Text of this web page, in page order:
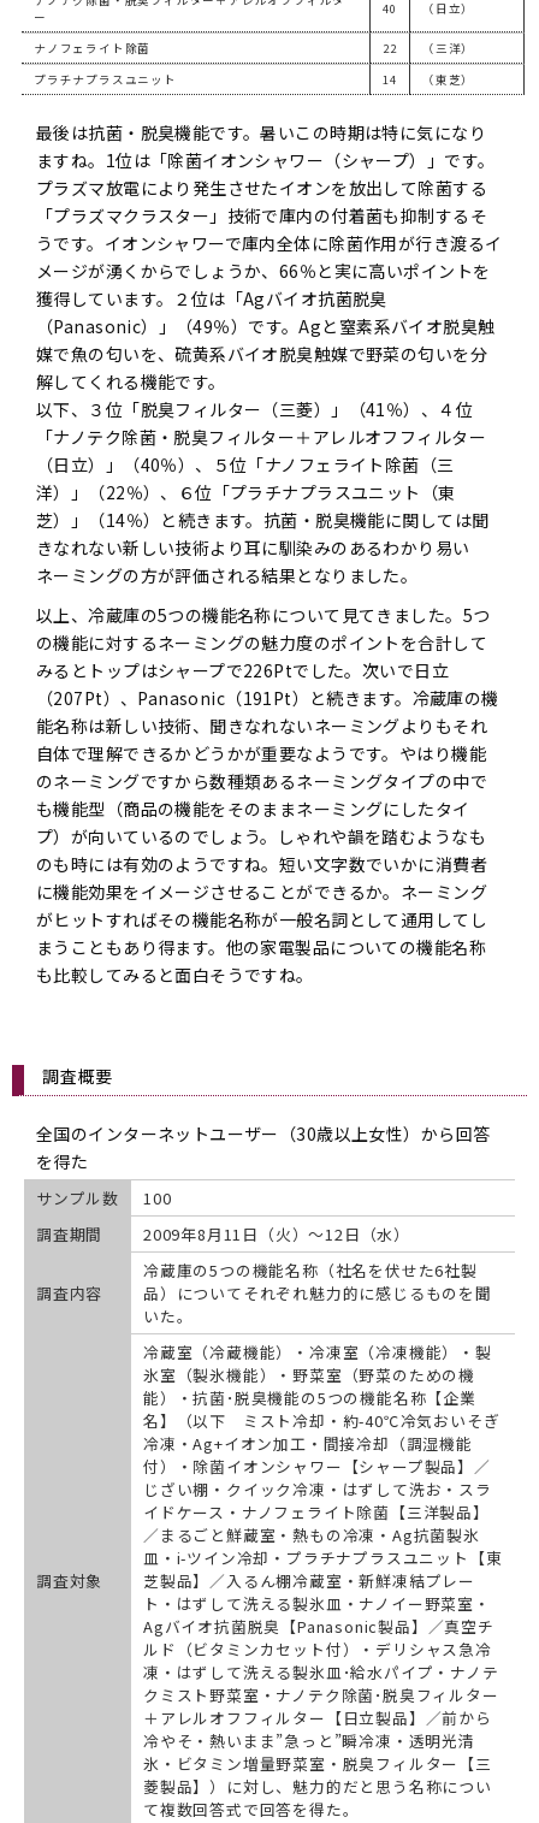
ー
40 （日立）
ナノフェライト除菌 22
（三洋）
プラチナプラスユニット
14 （東芝）
最後は抗菌・脱臭機能です。暑いこの時期は特に気になり
ますね。1位は「除菌イオンシャワー（シャープ）」です。
プラズマ放電により発生させたイオンを放出して除菌する
「プラズマクラスター」技術で庫内の付着菌も抑制するそ
うです。イオンシャワーで庫内全体に除菌作用が行き渡るイ
メージが湧くからでしょうか、66％と実に高いポイントを
獲得しています。２位は「Agバイオ抗菌脱臭
（Panasonic）」（49％）です。Agと窒素系バイオ脱臭触
媒で魚の匂いを、硫黄系バイオ脱臭触媒で野菜の匂いを分
解してくれる機能です。
以下、３位「脱臭フィルター（三菱）」（41％）、４位
「ナノテク除菌・脱臭フィルター＋アレルオフフィルター
（日立）」（40％）、５位「ナノフェライト除菌（三
洋）」（22％）、６位「プラチナプラスユニット（東
芝）」（14％）と続きます。抗菌・脱臭機能に関しては聞
きなれない新しい技術より耳に馴染みのあるわかり易い
ネーミングの方が評価される結果となりました。
以上、冷蔵庫の5つの機能名称について見てきました。5つ
の機能に対するネーミングの魅力度のポイントを合計して
みるとトップはシャープで226Ptでした。次いで日立
（207Pt）、Panasonic（191Pt）と続きます。冷蔵庫の機
能名称は新しい技術、聞きなれないネーミングよりもそれ
自体で理解できるかどうかが重要なようです。やはり機能
のネーミングですから数種類あるネーミングタイプの中で
も機能型（商品の機能をそのままネーミングにしたタイ
プ）が向いているのでしょう。しゃれや韻を踏むようなも
のも時には有効のようですね。短い文字数でいかに消費者
に機能効果をイメージさせることができるか。ネーミング
がヒットすればその機能名称が一般名詞として通用してし
まうこともあり得ます。他の家電製品についての機能名称
も比較してみると面白そうですね。
調査概要
全国のインターネットユーザー（30歳以上女性）から回答
を得た
サンプル数
100
調査期間
2009年8月11日（火）〜12日（水）
調査内容
冷蔵庫の5つの機能名称（社名を伏せた6社製
品）についてそれぞれ魅力的に感じるものを聞
いた。
調査対象
冷蔵室（冷蔵機能）・冷凍室（冷凍機能）・製
氷室（製氷機能）・野菜室（野菜のための機
能）・抗菌･脱臭機能の5つの機能名称【企業
名】（以下 ミスト冷却・約-40℃冷気おいそぎ
冷凍・Ag+イオン加工・間接冷却（調湿機能
付）・除菌イオンシャワー【シャープ製品】／
じざい棚・クイック冷凍・はずして洗お・スラ
イドケース・ナノフェライト除菌【三洋製品】
／まるごと鮮蔵室・熱もの冷凍・Ag抗菌製氷
皿・i-ツイン冷却・プラチナプラスユニット【東
芝製品】／入るん棚冷蔵室・新鮮凍結プレー
ト・はずして洗える製氷皿・ナノイー野菜室・
Agバイオ抗菌脱臭【Panasonic製品】／真空チ
ルド（ビタミンカセット付）・デリシャス急冷
凍・はずして洗える製氷皿･給水パイプ・ナノテ
クミスト野菜室・ナノテク除菌･脱臭フィルター
＋アレルオフフィルター【日立製品】／前から
冷やそ・熱いまま”急っと”瞬冷凍・透明光清
氷・ビタミン増量野菜室・脱臭フィルター【三
菱製品】）に対し、魅力的だと思う名称につい
て複数回答式で回答を得た。